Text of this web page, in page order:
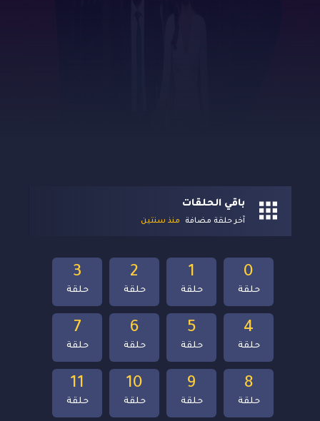
باقي الحلقات
آخر حلقة مضافة منذ سنتين
11
حلقة
10
حلقة
9
حلقة
8
حلقة
7
حلقة
6
حلقة
5
حلقة
4
حلقة
3
حلقة
2
حلقة
1
حلقة
0
حلقة